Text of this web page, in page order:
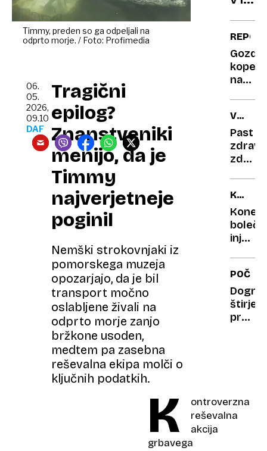
Timmy, preden so ga odpeljali na
odprto morje. / Foto: Profimedia
Tragični
epilog?
Znanstveniki
menijo, da je
Timmy
najverjetneje
poginil
Nemški strokovnjaki iz
pomorskega muzeja
opozarjajo, da je bil
transport močno
oslabljene živali na
odprto morje zanjo
bržkone usoden,
medtem pa zasebna
reševalna ekipa molči o
ključnih podatkih.
06.
05.
2026,
09.10
DAF
K
ontroverzna
reševalna
akcija
grbavega
nova
za
leto
2031
kopel
na
NEDA
Past
zdrav,
on
jim
ne
KOŽNI
OBLIŽ
Konec
bolečih
rešitev
za
moške
z
štirje